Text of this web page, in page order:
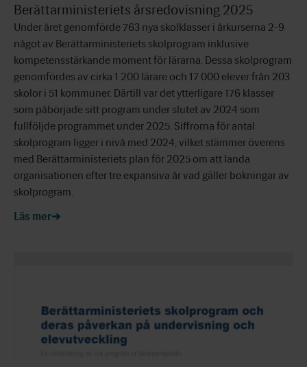
Berättarministeriets årsredovisning 2025
Under året genomförde 763 nya skolklasser i årkurserna 2-9
något av Berättarministeriets skolprogram inklusive
kompetensstärkande moment för lärarna. Dessa skolprogram
genomfördes av cirka 1 200 lärare och 17 000 elever från 203
skolor i 51 kommuner. Därtill var det ytterligare 176 klasser
som påbörjade sitt program under slutet av 2024 som
fullföljde programmet under 2025. Siffrorna för antal
skolprogram ligger i nivå med 2024, vilket stämmer överens
med Berättarministeriets plan för 2025 om att landa
organisationen efter tre expansiva år vad gäller bokningar av
skolprogram.
Läs mer